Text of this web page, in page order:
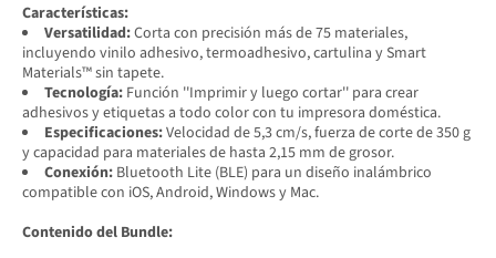
Características:
Versatilidad:Corta con precisión más de 75 materiales,
incluyendo vinilo adhesivo, termoadhesivo, cartulina y Smart
Materials™ sin tapete.
Tecnología: Función ''Imprimir y luego cortar'' para crear
adhesivos y etiquetas a todo color con tu impresora doméstica.
Especificaciones:Velocidad de 5,3 cm/s, fuerza de corte de 350 g
y capacidad para materiales de hasta 2,15 mm de grosor.
Conexión: Bluetooth Lite (BLE) para un diseño inalámbrico
compatible con iOS, Android, Windows y Mac.
Contenido del Bundle: